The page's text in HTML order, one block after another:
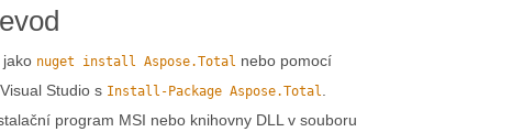
nuget install Aspose.Total nebo pomocí
Studio s Install-Package Aspose.Total
program MSI nebo knihovny DLL v souboru